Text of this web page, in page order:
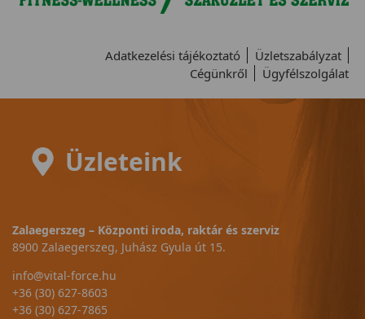
Adatkezelési tájékoztató
Üzletszabályzat
Cégünkről
Ügyfélszolgálat
Üzleteink
Zalaegerszeg – Központi iroda, raktár és szerviz
8900 Zalaegerszeg, Juhász Gyula út 15.
info@vital-force.hu
+36 (30) 627-8603
+36 (30) 627-7865